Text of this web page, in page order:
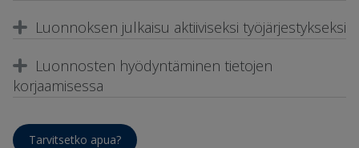
Luonnoksen julkaisu aktiiviseksi työjärjestykseksi
Luonnosten hyödyntäminen tietojen
korjaamisessa
Tarvitsetko apua?